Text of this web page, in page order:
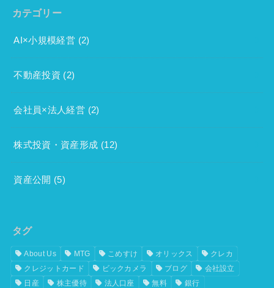
カテゴリー
AI×小規模経営 (2)
不動産投資 (2)
会社員×法人経営 (2)
株式投資・資産形成 (12)
資産公開 (5)
タグ
About Us MTG こめすけ オリックス
クレカ
クレジットカード
ビックカメラ ブログ
会社設立
日産
株主優待 法人口座 無料 銀行